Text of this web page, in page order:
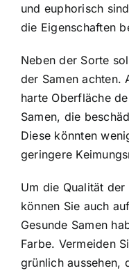
und euphorisch
die Eigenschaften
Neben der Sorte
der Samen achten.
harte Oberfläche
Samen, die
Diese könnten
geringere
Um die Qualität
können Sie auch
Gesunde Samen
Farbe. Vermeiden
grünlich aussehen,